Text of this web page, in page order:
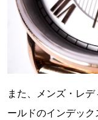
また、メンズ・レ
ールドのインデッ